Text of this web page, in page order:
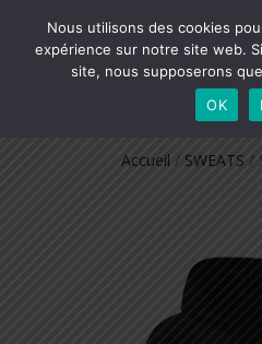
SMTS
BOUTIQUE OFFICIELLE
Accueil / SWEATS /
Nous utilisons des cookies
expérience sur notre site web.
site, nous supposerons
OK